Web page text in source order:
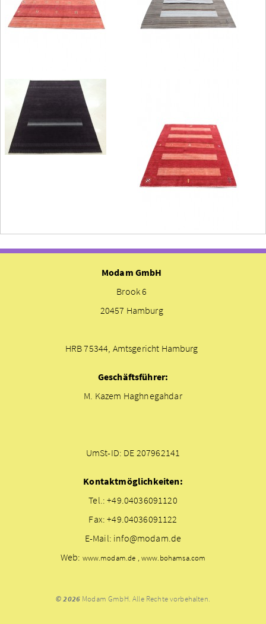
Modam GmbH
Brook 6
20457 Hamburg
HRB 75344, Amtsgericht Hamburg
Geschäftsführer:
M. Kazem Haghnegahdar
UmSt-ID: DE 207962141
Kontaktmöglichkeiten:
Tel.: +49.04036091120
Fax: +49.04036091122
E-Mail: info@modam.de
Web: www.modam.de , www.bohamsa.com
© 2026 Modam GmbH. Alle Rechte vorbehalten.